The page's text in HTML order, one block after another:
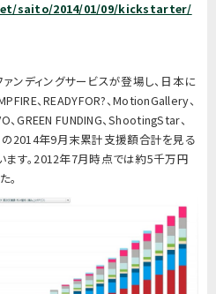
saito/2014/01/09/kickstarter/
ンディングサービスが登場し、日本に
、READYFOR?、MotionGallery、
、GREEN FUNDING、ShootingStar、
2014年9月末累計支援額合計を見る
す。2012年7月時点では約5千万円
。